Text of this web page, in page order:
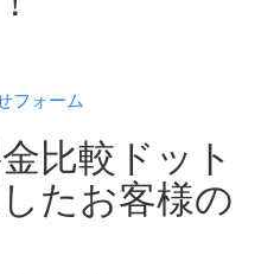
フォーム
比較ドット
たお客様の